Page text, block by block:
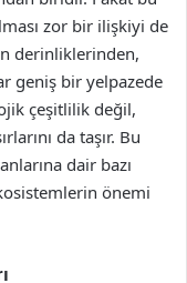
zor bir ilişkiyi de
derinliklerinden,
geniş bir yelpazede
çeşitlilik değil,
da taşır. Bu
dair bazı
önemi